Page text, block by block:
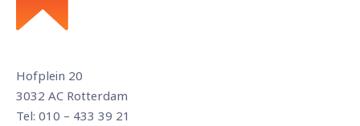
Hofplein 20
3032 AC Rotterdam
Tel: 010 – 433 39 21